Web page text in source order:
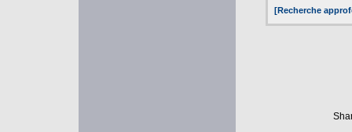
[Recherche